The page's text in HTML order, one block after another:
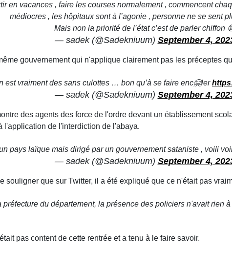
en vacances , faire les courses normalement , commencent
médiocres , les hôpitaux sont à l’agonie , personne ne se sent
Mais non la priorité de l’état c’est de parler chiffon
— sadek (@Sadekniuum) September 4,
gouvernement qui n'applique clairement pas les préceptes
est vraiment des sans culottes … bon qu’à se faire enc🤗ler
— sadek (@Sadekniuum) September 4,
des agents des force de l'ordre devant un établissement
l'application de l'interdiction de l'abaya.
pays laïque mais dirigé par un gouvernement sataniste , voili
— sadek (@Sadekniuum) September 4,
souligner que sur Twitter, il a été expliqué que ce n'était pas
du département, la présence des policiers n'avait rien
pas content de cette rentrée et a tenu à le faire savoir.